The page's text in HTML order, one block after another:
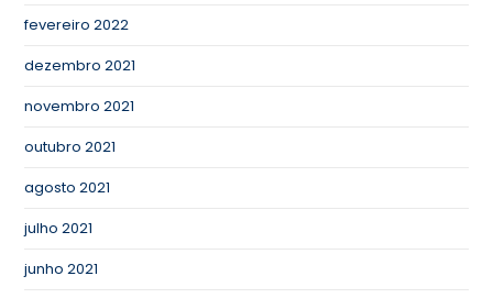
fevereiro 2022
dezembro 2021
novembro 2021
outubro 2021
agosto 2021
julho 2021
junho 2021